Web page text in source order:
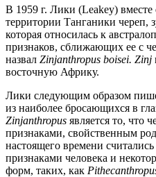
В 1959 г. Лики (Leakey)
территории Танганики череп,
которая относилась к
признаков, сближающих ее с
назвал Zinjanthropus boisei. Zinj
восточную Африку.
Лики следующим образом
из наиболее бросающихся в
Zinjanthropus является то, что
признаками, свойственным
настоящего времени
признаками человека и
форм, таких, как